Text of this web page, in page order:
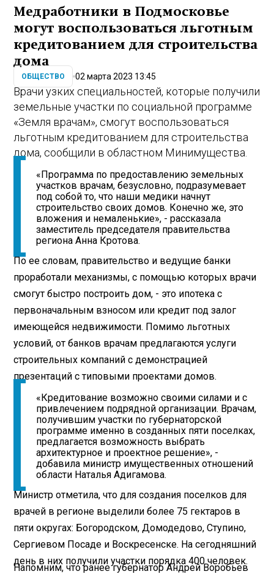
Медработники в Подмосковье
могут воспользоваться льготным
кредитованием для строительства
дома
ОБЩЕСТВО 02 марта 2023 13:45
Врачи узких специальностей, которые получили
земельные участки по социальной программе
«Земля врачам», смогут воспользоваться
льготным кредитованием для строительства
дома, сообщили в областном Минимущества.
«Программа по предоставлению земельных
участков врачам, безусловно, подразумевает
под собой то, что наши медики начнут
строительство своих домов. Конечно же, это
вложения и немаленькие», - рассказала
заместитель председателя правительства
региона Анна Кротова.
По ее словам, правительство и ведущие банки
проработали механизмы, с помощью которых врачи
смогут быстро построить дом, - это ипотека с
первоначальным взносом или кредит под залог
имеющейся недвижимости. Помимо льготных
условий, от банков врачам предлагаются услуги
строительных компаний с демонстрацией
презентаций с типовыми проектами домов.
«Кредитование возможно своими силами и с
привлечением подрядной организации. Врачам,
получившим участки по губернаторской
программе именно в созданных пяти поселках,
предлагается возможность выбрать
архитектурное и проектное решение», -
добавила министр имущественных отношений
области Наталья Адигамова.
Министр отметила, что для создания поселков для
врачей в регионе выделили более 75 гектаров в
пяти округах: Богородском, Домодедово, Ступино,
Сергиевом Посаде и Воскресенске. На сегодняшний
день в них получили участки порядка 400 человек.
Напомним, что ранее губернатор Андрей Воробьев